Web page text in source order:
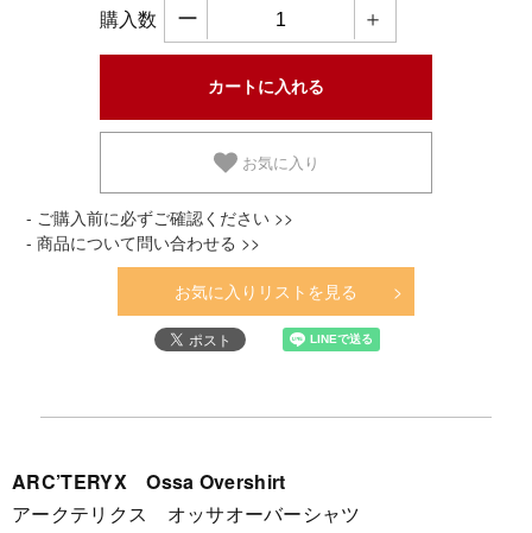
購入数 ー ＋
お気に入り
- ご購入前に必ずご確認ください >>
- 商品について問い合わせる >>
お気に入りリストを見る
ARC’TERYX Ossa Overshirt
アークテリクス オッサオーバーシャツ